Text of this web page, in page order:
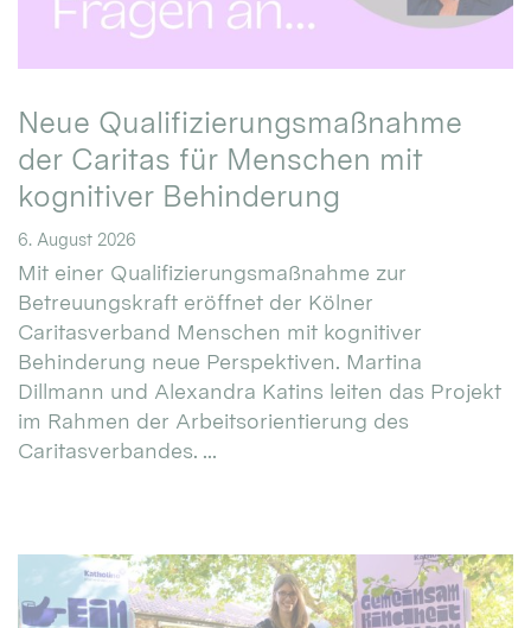
Neue Qualifizierungsmaßnahme
der Caritas für Menschen mit
kognitiver Behinderung
6. August 2026
Mit einer Qualifizierungsmaßnahme zur
Betreuungskraft eröffnet der Kölner
Caritasverband Menschen mit kognitiver
Behinderung neue Perspektiven. Martina
Dillmann und Alexandra Katins leiten das Projekt
im Rahmen der Arbeitsorientierung des
Caritasverbandes. ...